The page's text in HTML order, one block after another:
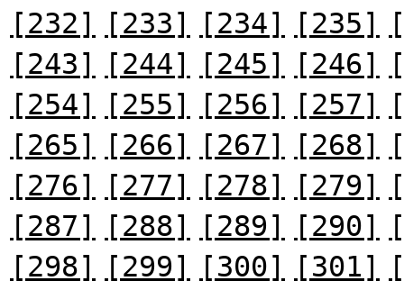
[232]
[233] [234] [235]
[243]
[244] [245] [246]
[254]
[255] [256] [257]
[265]
[266] [267] [268]
[276]
[277] [278] [279]
[287]
[288] [289] [290]
[298]
[299] [300] [301]